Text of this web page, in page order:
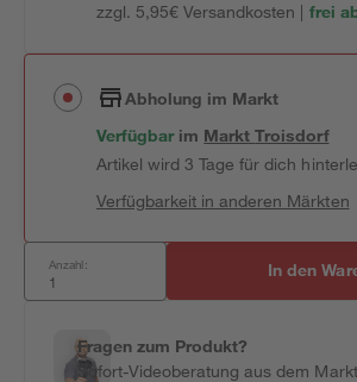
zzgl. 5,95€ Versandkosten | frei
Abholung im Markt
Verfügbar im MarktTroisdorf
Artikel wird 3 Tage für dich
Verfügbarkeit in anderen Märkten
Anzahl: In den
Fragen zum Produkt?
Sofort-Videoberatung aus dem Markt